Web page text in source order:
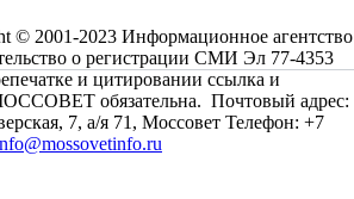
2001-2023 Информационное агентство
о регистрации СМИ Эл 77-4353
и цитировании ссылка и
обязательна. Почтовый адрес:
7, а/я 71, Моссовет Телефон: +7